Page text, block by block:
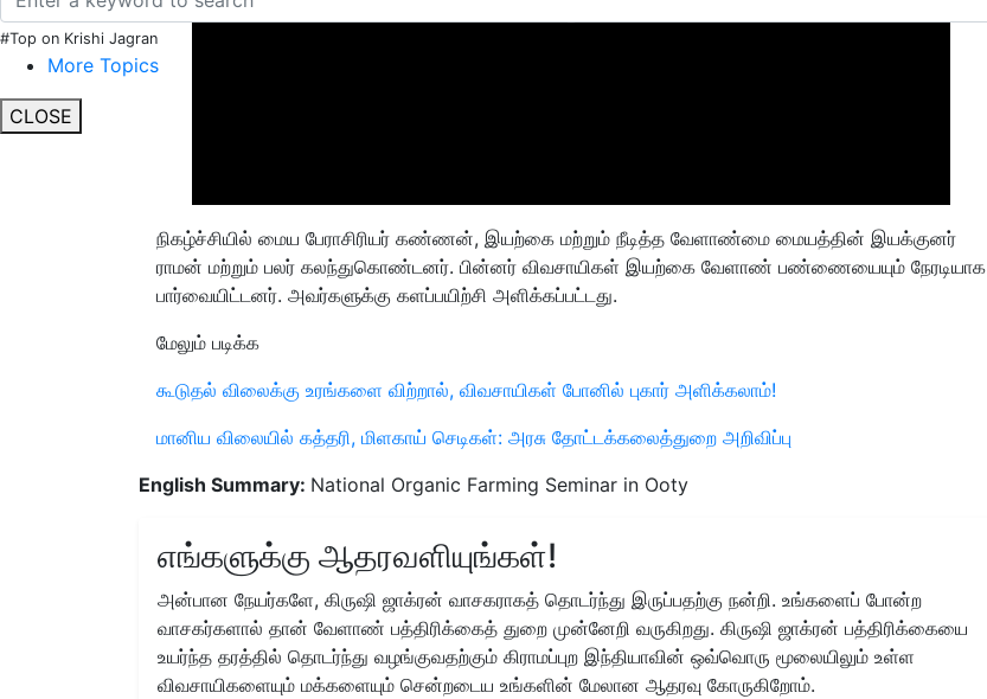
#Top on Krishi Jagran
More Topics
CLOSE
நிகழ்ச்சியில் மைய பேராசிரியர் கண்ணன், இயற்கை மற்றும் நீடித்த வேளாண்மை மையத்தின் இயக்குனர்
ராமன் மற்றும் பலர் கலந்துகொண்டனர். பின்னர் விவசாயிகள் இயற்கை வேளாண் பண்ணையையும் நேரடியாக
பார்வையிட்டனர். அவர்களுக்கு களப்பயிற்சி அளிக்கப்பட்டது.
மேலும் படிக்க
கூடுதல் விலைக்கு உரங்களை விற்றால், விவசாயிகள் போனில் புகார் அளிக்கலாம்!
மானிய விலையில் கத்தரி, மிளகாய் செடிகள்: அரசு தோட்டக்கலைத்துறை அறிவிப்பு
English Summary: National Organic Farming Seminar in Ooty
எங்களுக்கு ஆதரவளியுங்கள்!
அன்பான நேயர்களே, கிருஷி ஜாக்ரன் வாசகராகத் தொடர்ந்து இருப்பதற்கு நன்றி. உங்களைப் போன்ற
வாசகர்களால் தான் வேளாண் பத்திரிக்கைத் துறை முன்னேறி வருகிறது. கிருஷி ஜாக்ரன் பத்திரிக்கையை
உயர்ந்த தரத்தில் தொடர்ந்து வழங்குவதற்கும் கிராமப்புற இந்தியாவின் ஒவ்வொரு மூலையிலும் உள்ள
விவசாயிகளையும் மக்களையும் சென்றடைய உங்களின் மேலான ஆதரவு கோருகிறோம்.